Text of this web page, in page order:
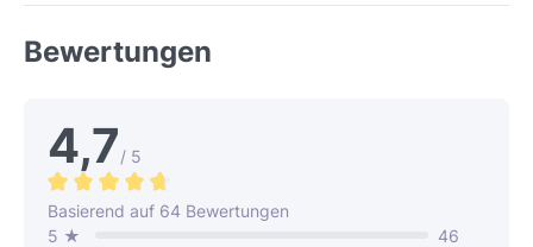
Bewertungen
4,7/ 5
Durchschnittliche Bewertung von 4.6 von 5 Sternen
Basierend auf 64 Bewertungen
5 ★
46